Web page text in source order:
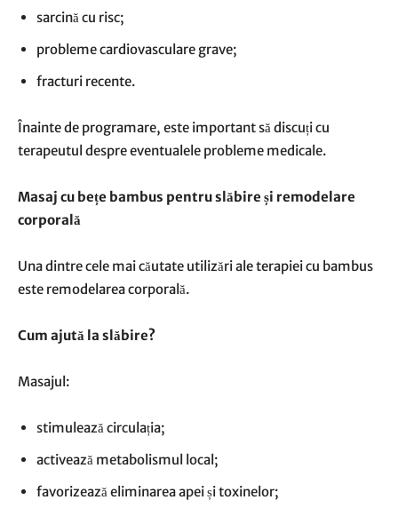
sarcină cu risc;
probleme cardiovasculare grave;
fracturi recente.
Înainte de programare, este important să discuți cu
terapeutul despre eventualele probleme medicale.
Masaj cu bețe bambus pentru slăbire și remodelare
corporală
Una dintre cele mai căutate utilizări ale terapiei cu bambus
este remodelarea corporală.
Cum ajută la slăbire?
Masajul:
stimulează circulația;
activează metabolismul local;
favorizează eliminarea apei și toxinelor;